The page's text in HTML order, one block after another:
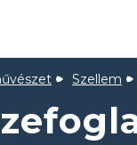
Szellem